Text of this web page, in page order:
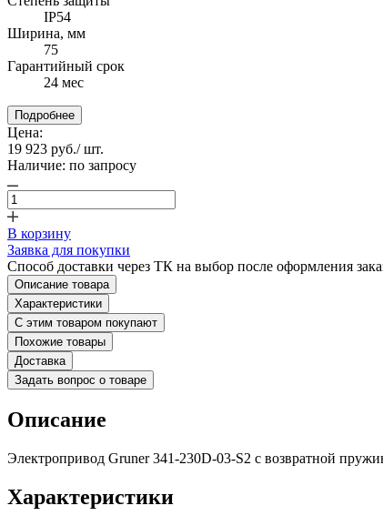
IP54
Ширина, мм
75
Гарантийный срок
24 мес
Подробнее
Цена:
19 923 руб./ шт.
Наличие: по запросу
В корзину
Заявка для покупки
Способ доставки через ТК на выбор после оформления
Описание товара
Характеристики
С этим товаром покупают
Похожие товары
Доставка
Задать вопрос о товаре
Описание
Электропривод Gruner 341-230D-03-S2 с возвратной
Характеристики